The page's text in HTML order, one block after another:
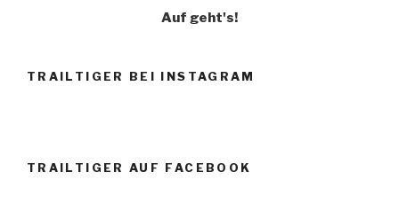
Auf geht's!
TRAILTIGER BEI INSTAGRAM
TRAILTIGER AUF FACEBOOK